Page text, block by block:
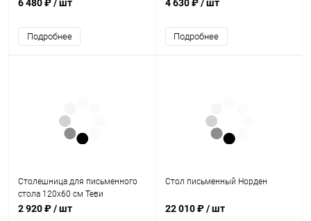
6 480 ₽/ шт
Подробнее
4 630 ₽/ шт
Подробнее
Столешница для письменного
стола 120х60 см Теви
2 920 ₽/ шт
Стол письменный Норден
22 010 ₽/ шт